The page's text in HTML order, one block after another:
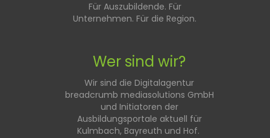
Für Auszubildende. Für
Unternehmen. Für die Region.
Wer sind wir?
Wir sind die Digitalagentur
breadcrumb mediasolutions GmbH
und Initiatoren der
Ausbildungsportale aktuell für
Kulmbach, Bayreuth und Hof.